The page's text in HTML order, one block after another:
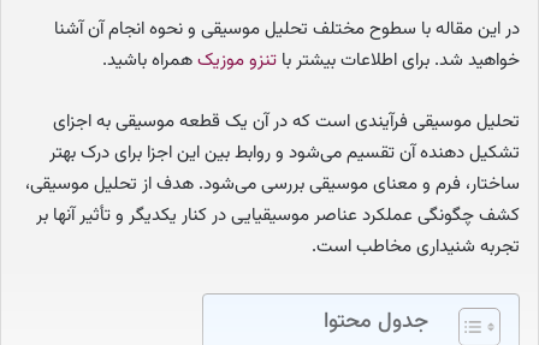
در این مقاله با سطوح مختلف تحلیل موسیقی و نحوه انجام آن آشنا
خواهید شد. برای اطلاعات بیشتر با تنزو موزیکهمراه باشید.
تحلیل موسیقی فرآیندی است که در آن یک قطعه موسیقی به اجزای
تشکیل دهنده آن تقسیم می‌شود و روابط بین این اجزا برای درک بهتر
ساختار، فرم و معنای موسیقی بررسی می‌شود. هدف از تحلیل موسیقی،
کشف چگونگی عملکرد عناصر موسیقیایی در کنار یکدیگر و تأثیر آنها بر
تجربه شنیداری مخاطب است.
جدول محتوا